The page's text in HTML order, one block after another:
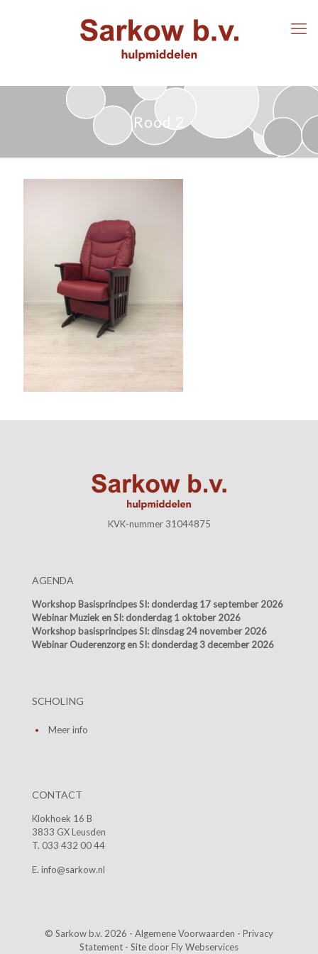
Rood 2
KVK-nummer 31044875
AGENDA
Workshop Basisprincipes SI: donderdag 17 september 2026
Webinar Muziek en SI: donderdag 1 oktober 2026
Workshop basisprincipes SI: dinsdag 24 november 2026
Webinar Ouderenzorg en SI: donderdag 3 december 2026
SCHOLING
Meer info
CONTACT
Klokhoek 16 B
3833 GX Leusden
T. 033 432 00 44
E. info@sarkow.nl
© Sarkow b.v. 2026 - Algemene Voorwaarden - Privacy
Statement - Site doorFly Webservices